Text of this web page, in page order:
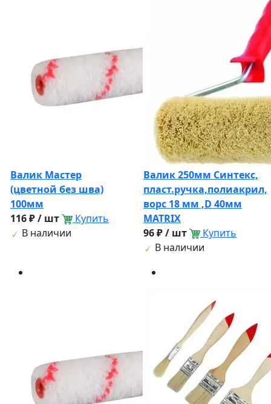
Валик Мастер
(цветной без шва)
100мм
116 ₽ / шт
Купить
В наличии
Валик 250мм Синтекс,
пласт.ручка,полиакрил,
ворс 18 мм ,D 40мм
MATRIX
96 ₽ / шт
Купить
В наличии